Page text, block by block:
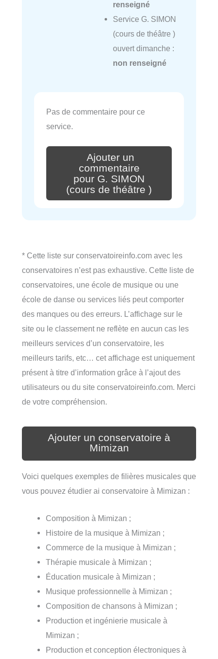
renseigné
Service G. SIMON
(cours de théâtre )
ouvert dimanche :
non renseigné
Pas de commentaire pour ce
service.
Ajouter un
commentaire
pour G. SIMON
(cours de théâtre )
* Cette liste sur conservatoireinfo.com avec les
conservatoires n’est pas exhaustive. Cette liste de
conservatoires, une école de musique ou une
école de danse ou services liés peut comporter
des manques ou des erreurs. L’affichage sur le
site ou le classement ne reflète en aucun cas les
meilleurs services d’un conservatoire, les
meilleurs tarifs, etc… cet affichage est uniquement
présent à titre d’information grâce à l’ajout des
utilisateurs ou du site conservatoireinfo.com. Merci
de votre compréhension.
Ajouter un conservatoire à
Mimizan
Voici quelques exemples de filières musicales que
vous pouvez étudier ai conservatoire à Mimizan :
Composition à Mimizan ;
Histoire de la musique à Mimizan ;
Commerce de la musique à Mimizan ;
Thérapie musicale à Mimizan ;
Éducation musicale à Mimizan ;
Musique professionnelle à Mimizan ;
Composition de chansons à Mimizan ;
Production et ingénierie musicale à
Mimizan ;
Production et conception électroniques à